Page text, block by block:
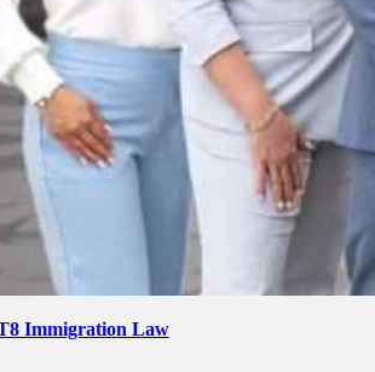
Immigration Law